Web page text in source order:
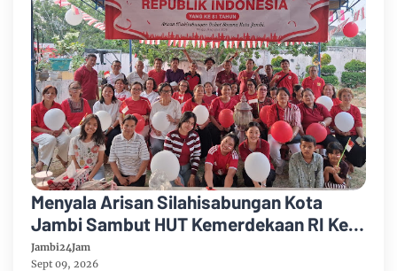
Menyala Arisan Silahisabungan Kota
Jambi Sambut HUT Kemerdekaan RI Ke
81 Gelar Berbagai Kegiatan
Jambi24Jam
Sept 09, 2026